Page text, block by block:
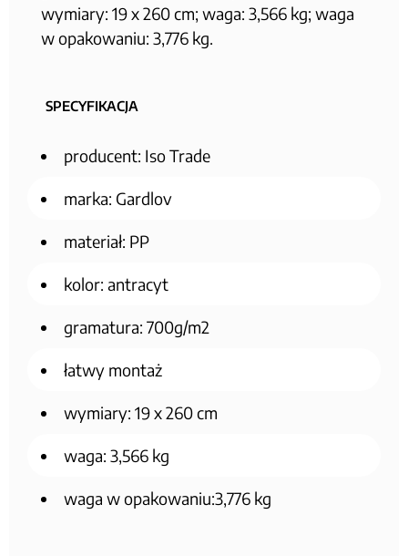
wymiary: 19 x 260 cm; waga: 3,566 kg; waga
w opakowaniu: 3,776 kg.
SPECYFIKACJA
producent: Iso Trade
marka: Gardlov
materiał: PP
kolor: antracyt
gramatura: 700g/m2
łatwy montaż
wymiary: 19 x 260 cm
waga: 3,566 kg
waga w opakowaniu:3,776 kg